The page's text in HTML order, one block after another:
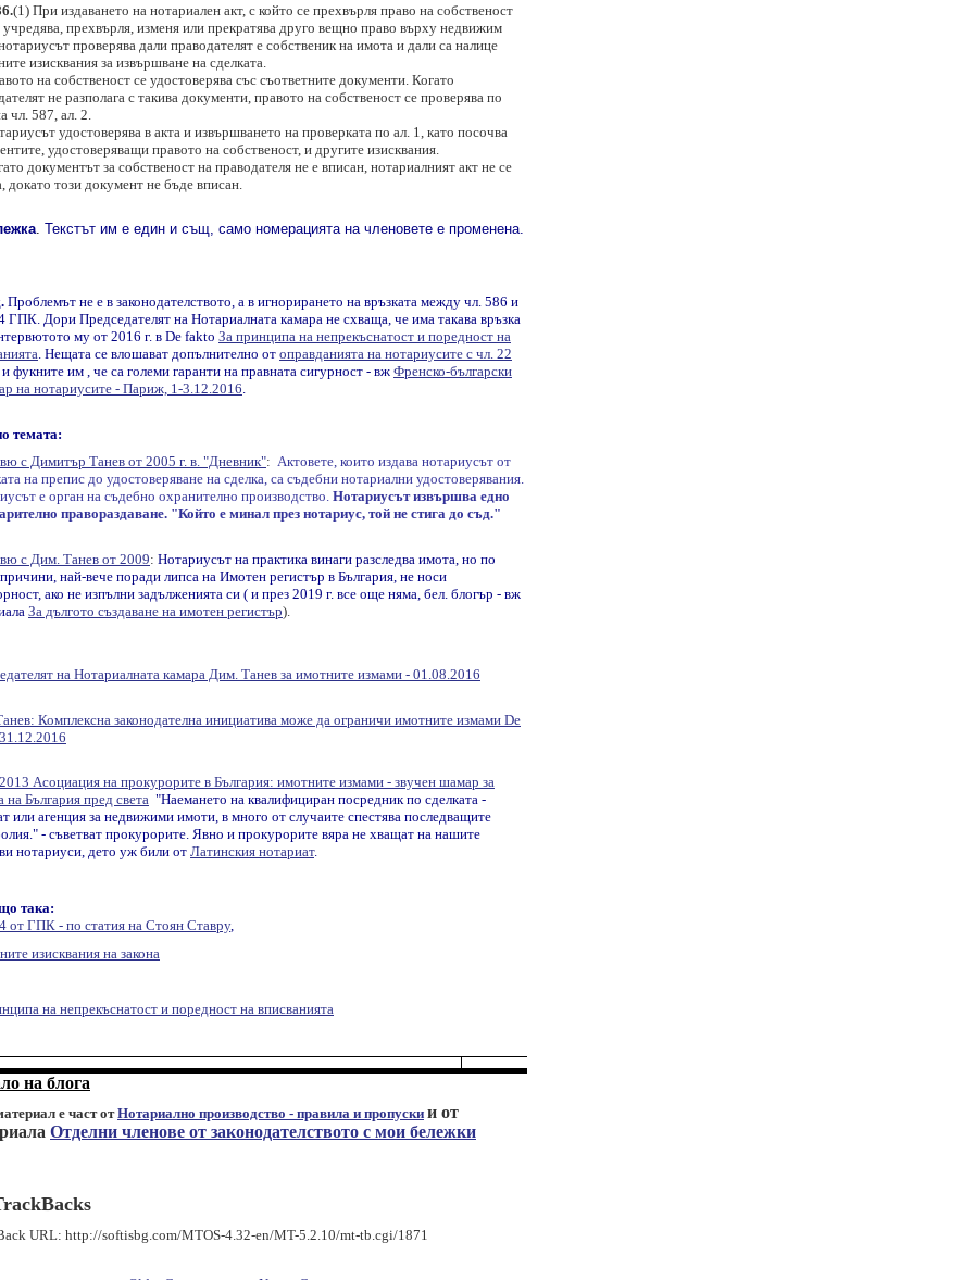
(1) При издаването на нотариален акт, с който се прехвърля право на собственост
учредява, прехвърля, изменя или прекратява друго вещно право върху недвижим
проверява дали праводателят е собственик на имота и дали са налице
изисквания за извършване на сделката.
на собственост се удостоверява със съответните документи. Когато
не разполага с такива документи, правото на собственост се проверява по
чл. 587, ал. 2.
удостоверява в акта и извършването на проверката по ал. 1, като посочва
удостоверяващи правото на собственост, и другите изисквания.
документът за собственост на праводателя не е вписан, нотариалният акт не се
докато този документ не бъде вписан.
. Текстът им е един и същ, само номерацията на членовете е променена.
Проблемът не е в законодателството, а в игнорирането на връзката между чл. 586 и
ГПК. Дори Председателят на Нотариалната камара не схваща, че има такава връзка
му от 2016 г. в De fakto За принципа на непрекъснатост и поредност на
. Нещата се влошават допълнително от оправданията на нотариусите с чл. 22
и фукните им , че са големи гаранти на правната сигурност - вж Френско-български
на нотариусите - Париж, 1-3.12.2016
темата:
с Димитър Танев от 2005 г. в. "Дневник": Актовете, които издава нотариусът от
на препис до удостоверяване на сделка, са съдебни нотариални удостоверявания.
е орган на съдебно охранително производство. Нотариусът извършва едно
правораздаване. "Който е минал през нотариус, той не стига до съд."
с Дим. Танев от 2009: Нотариусът на практика винаги разследва имота, но по
най-вече поради липса на Имотен регистър в България, не носи
ако не изпълни задълженията си ( и през 2019 г. все още няма, бел. блогър - вж
За дългото създаване на имотен регистър).
на Нотариалната камара Дим. Танев за имотните измами - 01.08.2016
Комплексна законодателна инициатива може да ограничи имотните измами De
Асоциация на прокурорите в България: имотните измами - звучен шамар за
на България пред света "Наемането на квалифициран посредник по сделката -
или агенция за недвижими имоти, в много от случаите спестява последващите
- съветват прокурорите. Явно и прокурорите вяра не хващат на нашите
нотариуси, дето уж били от Латинския нотариат.
така:
от ГПК - по статия на Стоян Ставру,
изисквания на закона
на непрекъснатост и поредност на вписванията
на блога
е част отНотариално производство - правила и пропуски и от
Отделни членове от законодателството с мои бележки
URL: http://softisbg.com/MTOS-4.32-en/MT-5.2.10/mt-tb.cgi/1871